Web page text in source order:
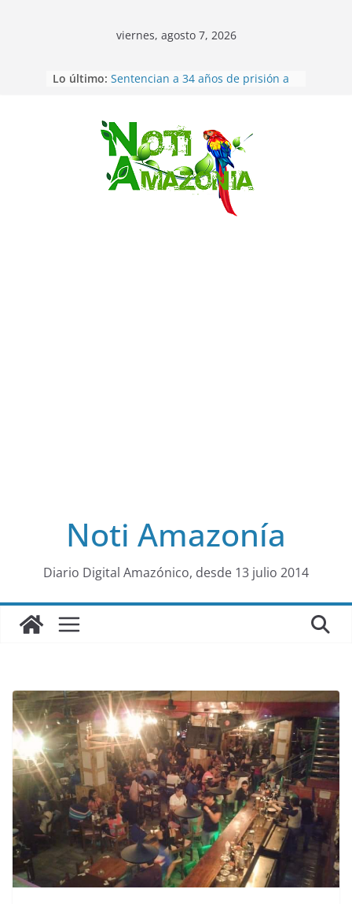
Saltar
al
viernes, agosto 7, 2026
Lo último: desaparecidos fueron encontrados
implicados en caso de Alison,
oriunda de Tena
Vozinha, el arquero sensación de
cabo Verde, ya llegó para
incorporarse a Colo Colo de Chile
Pastaza: la parroquia Diez de
Noti Amazonía
Diario Digital Amazónico, desde 13 julio 2014